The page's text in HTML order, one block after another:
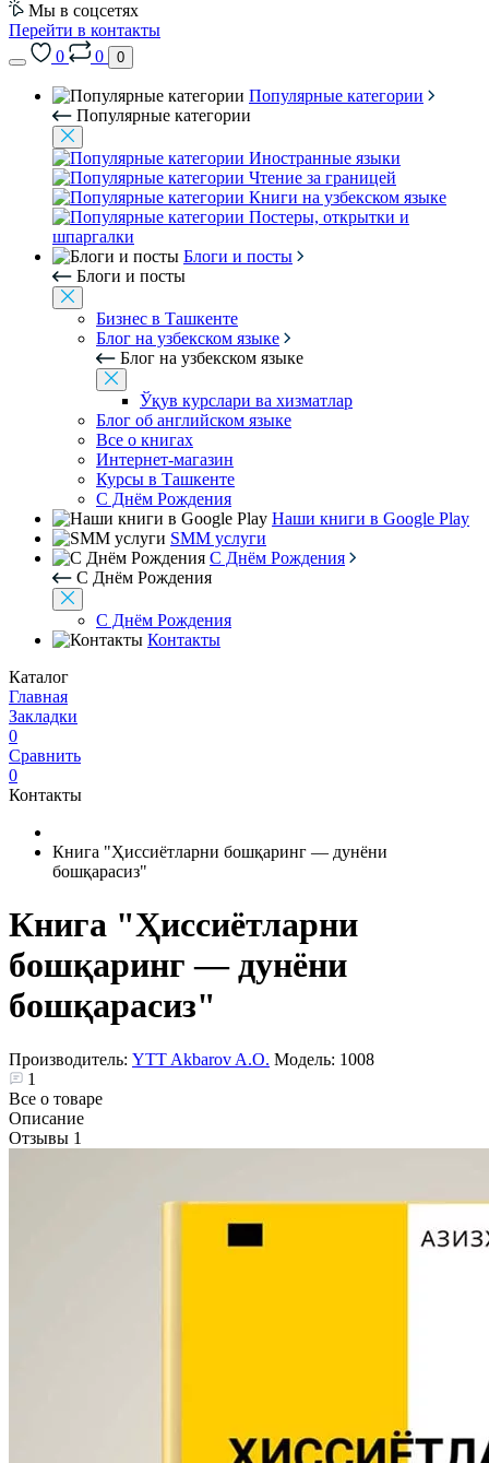
Мы в соцсетях
Перейти в контакты
0
0 0
Популярные категории
Популярные категории
Иностранные языки
Чтение за границей
Книги на узбекском языке
Постеры, открытки и
шпаргалки
Блоги и посты
Блоги и посты
Бизнес в Ташкенте
Блог на узбекском языке
Блог на узбекском языке
Ўқув курслари ва хизматлар
Блог об английском языке
Все о книгах
Интернет-магазин
Курсы в Ташкенте
С Днём Рождения
Наши книги в Google Play
SMM услуги
С Днём Рождения
С Днём Рождения
С Днём Рождения
Контакты
Каталог
Главная
Закладки
0
Сравнить
0
Контакты
Книга "Ҳиссиётларни бошқаринг — дунёни
бошқарасиз"
Книга "Ҳиссиётларни
бошқаринг — дунёни
бошқарасиз"
Производитель: YTT Akbarov A.O. Модель: 1008
1
Все о товаре
Описание
Отзывы 1